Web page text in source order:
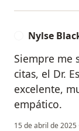
Nylse
Siempre me
citas, el Dr.
excelente,
empático.
15 de abril de 2025